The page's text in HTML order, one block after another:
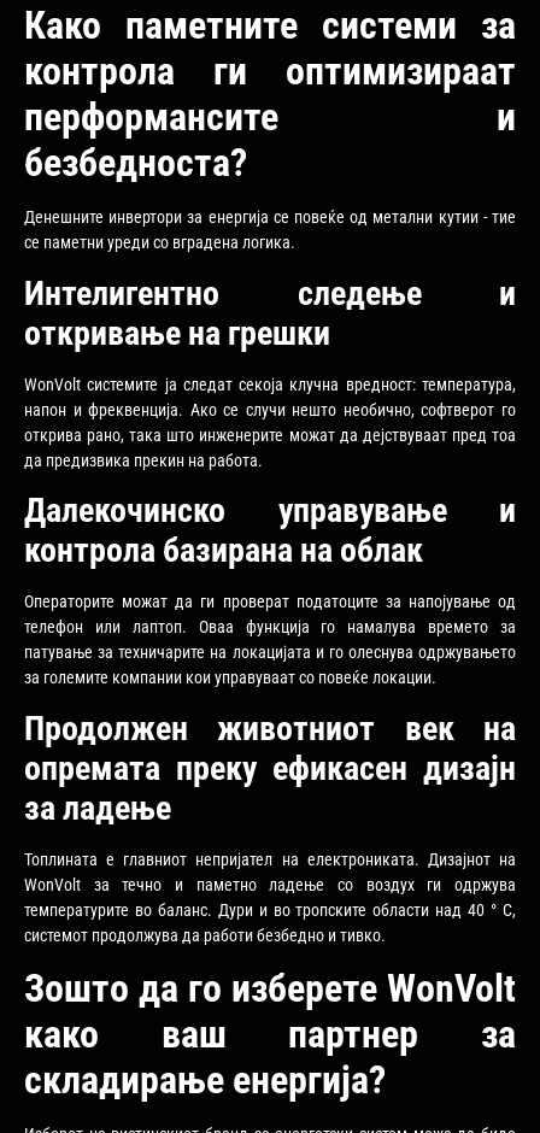
Како паметните системи за
контрола ги оптимизираат
перформансите и
безбедноста?
Денешните инвертори за енергија се повеќе од метални кутии - тие
се паметни уреди со вградена логика.
Интелигентно следење и
откривање на грешки
WonVolt системите ја следат секоја клучна вредност: температура,
напон и фреквенција. Ако се случи нешто необично, софтверот го
открива рано, така што инженерите можат да дејствуваат пред тоа
да предизвика прекин на работа.
Далекочинско управување и
контрола базирана на облак
Операторите можат да ги проверат податоците за напојување од
телефон или лаптоп. Оваа функција го намалува времето за
патување за техничарите на локацијата и го олеснува одржувањето
за големите компании кои управуваат со повеќе локации.
Продолжен животниот век на
опремата преку ефикасен дизајн
за ладење
Топлината е главниот непријател на електрониката. Дизајнот на
WonVolt за течно и паметно ладење со воздух ги одржува
температурите во баланс. Дури и во тропските области над 40 ° C,
системот продолжува да работи безбедно и тивко.
Зошто да го изберете WonVolt
како ваш партнер за
складирање енергија?